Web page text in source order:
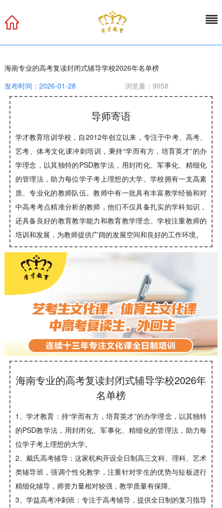
海南专业的高考复读封闭式辅导学校2026年名单榜
发布时间：2026-01-28
浏览量：9058
导师寄语
学才教育培训学校，自2012年创立以来，专注于中考、高考、
艺考、体考文化课冲刺培训，秉持“学而有方，培育英才”的办
学理念，以其独特的PSD教学法，用封闭化、军事化、精细化
的管理法，助力每位学子考上理想的大学。学校拥有一支高素
质、专业化的教师队伍。教师中有一批具有丰富教学经验和对
中高考考点精准分析的教师，他们不仅具备扎实的学科知识，
还具备良好的教育教学能力和教育教学理念。学校注重教师的
培训和发展，为教师提供广阔的发展空间和良好的工作环境。
海南专业的高考复读封闭式辅导学校2026年
名单榜
1、学才教育：持“学而有方，培育英才”的办学理念，以其独特
的PSD教学法，用封闭化、军事化、精细化的管理法，助力每
位学子考上理想的大学。
2、戴氏高考辅导：这家机构开设全日制高三文科、理科、艺术
类辅导班，强调个性化教学，注重针对学生的优势与短板进行
精细化辅导，师资力量相对较强，教学质量有保障。
3、学益高考冲刺班：专注于高考辅导，提供全日制的复习指导